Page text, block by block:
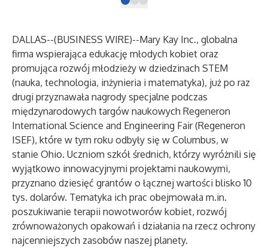
DALLAS--(BUSINESS WIRE)--Mary Kay Inc., globalna
firma wspierająca edukację młodych kobiet oraz
promująca rozwój młodzieży w dziedzinach STEM
(nauka, technologia, inżynieria i matematyka), już po raz
drugi przyznawała nagrody specjalne podczas
międzynarodowych targów naukowych Regeneron
International Science and Engineering Fair (Regeneron
ISEF), które w tym roku odbyły się w Columbus, w
stanie Ohio. Uczniom szkół średnich, którzy wyróżnili się
wyjątkowo innowacyjnymi projektami naukowymi,
przyznano dziesięć grantów o łącznej wartości blisko 10
tys. dolarów. Tematyka ich prac obejmowała m.in.
poszukiwanie terapii nowotworów kobiet, rozwój
zrównoważonych opakowań i działania na rzecz ochrony
najcenniejszych zasobów naszej planety.